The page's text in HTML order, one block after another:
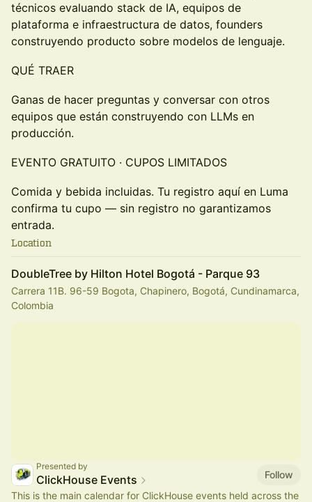
técnicos evaluando stack de IA, equipos de
plataforma e infraestructura de datos, founders
construyendo producto sobre modelos de lenguaje.
QUÉ TRAER
Ganas de hacer preguntas y conversar con otros
equipos que están construyendo con LLMs en
producción.
EVENTO GRATUITO · CUPOS LIMITADOS
Comida y bebida incluidas. Tu registro aquí en Luma
confirma tu cupo — sin registro no garantizamos
entrada.
Location
DoubleTree by Hilton Hotel Bogotá - Parque 93
Carrera 11B. 96-59 Bogota, Chapinero, Bogotá, Cundinamarca,
Colombia
Presented by
ClickHouse Events
Follow
This is the main calendar for ClickHouse events held across the